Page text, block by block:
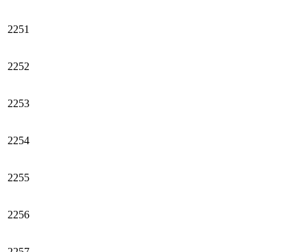
2251
2252
2253
2254
2255
2256